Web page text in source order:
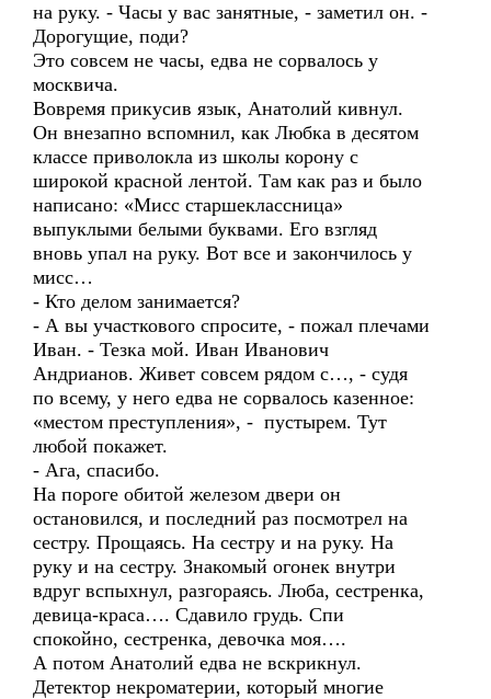
на руку. - Часы у вас занятные, - заметил он. -
Дорогущие, поди?
Это совсем не часы, едва не сорвалось у
москвича.
Вовремя прикусив язык, Анатолий кивнул.
Он внезапно вспомнил, как Любка в десятом
классе приволокла из школы корону с
широкой красной лентой. Там как раз и было
написано: «Мисс старшеклассница»
выпуклыми белыми буквами. Его взгляд
вновь упал на руку. Вот все и закончилось у
мисс…
- Кто делом занимается?
- А вы участкового спросите, - пожал плечами
Иван. - Тезка мой. Иван Иванович
Андрианов. Живет совсем рядом с…, - судя
по всему, у него едва не сорвалось казенное:
«местом преступления», - пустырем. Тут
любой покажет.
- Ага, спасибо.
На пороге обитой железом двери он
остановился, и последний раз посмотрел на
сестру. Прощаясь. На сестру и на руку. На
руку и на сестру. Знакомый огонек внутри
вдруг вспыхнул, разгораясь. Люба, сестренка,
девица-краса…. Сдавило грудь. Спи
спокойно, сестренка, девочка моя….
А потом Анатолий едва не вскрикнул.
Детектор некроматерии, который многие